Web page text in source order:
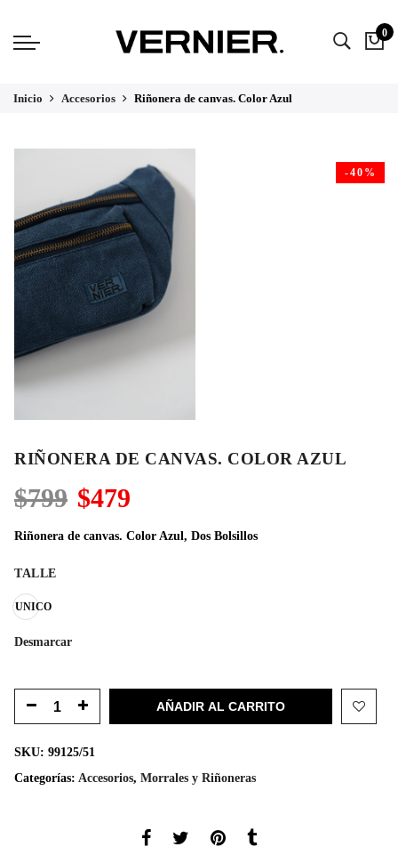
0
Inicio Accesorios Riñonera de canvas. Color Azul
-40%
RIÑONERA DE CANVAS. COLOR AZUL
$799 El
precio
original
$479
actual
Riñonera de canvas. Color Azul, Dos Bolsillos
TALLE
UNICO
Desmarcar
AÑADIR AL CARRITO
SKU: 99125/51
Categorías: Accesorios, Morrales y Riñoneras